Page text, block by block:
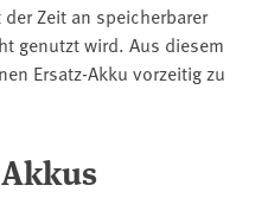
Zeit an speicherbarer
genutzt wird. Aus diesem
Ersatz-Akku vorzeitig zu